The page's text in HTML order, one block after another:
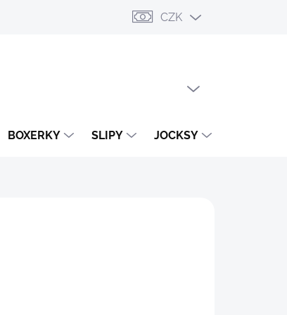
PŘIHLÁŠENÍ / REGISTRACE OBCHODNÍ PODMÍNKY
CZK
BOXERKY SLIPY JOCKSY